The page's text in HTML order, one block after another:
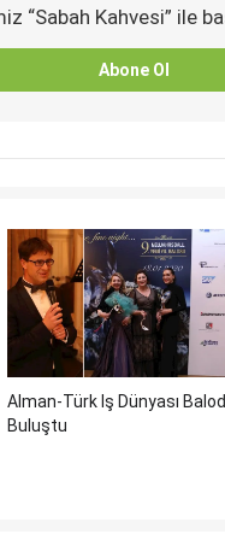
“Sabah Kahvesi” ile
Abone Ol
Alman-Türk Iş Dünyası
Buluştu